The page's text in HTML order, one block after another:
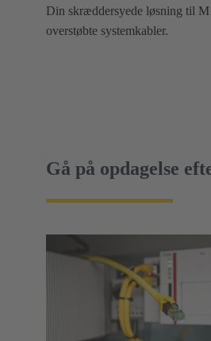
Din skræddersyede løsning til
overstøbte systemkabler.
Gå på opdagelse